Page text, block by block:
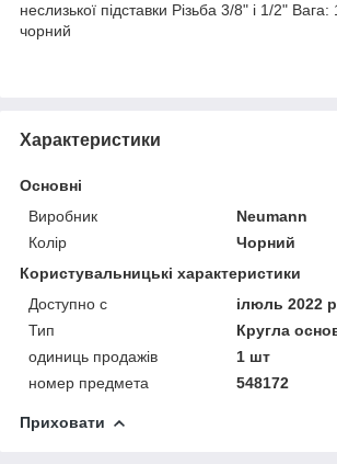
неслизької підставки Різьба 3/8" і 1/2" Вага:
чорний
Характеристики
Основні
Виробник
Neumann
Колір
Чорний
Користувальницькі характеристики
Доступно с
ілюль 2022
Тип
Кругла
одиниць продажів
1 шт
номер предмета
548172
Приховати